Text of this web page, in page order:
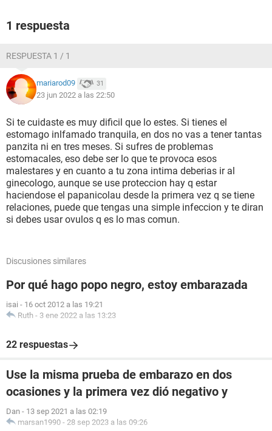
1 respuesta
RESPUESTA 1 / 1
mariarod09 31
23 jun 2022 a las 22:50
Si te cuidaste es muy dificil que lo estes. Si tienes el
estomago inlfamado tranquila, en dos no vas a tener tantas
panzita ni en tres meses. Si sufres de problemas
estomacales, eso debe ser lo que te provoca esos
malestares y en cuanto a tu zona intima deberias ir al
ginecologo, aunque se use proteccion hay q estar
haciendose el papanicolau desde la primera vez q se tiene
relaciones, puede que tengas una simple infeccion y te diran
si debes usar ovulos q es lo mas comun.
Discusiones similares
Por qué hago popo negro, estoy embarazada
isai - 16 oct 2012 a las 19:21
Ruth - 3 ene 2022 a las 13:23
22 respuestas
Use la misma prueba de embarazo en dos
ocasiones y la primera vez dió negativo y
Dan - 13 sep 2021 a las 02:19
marsan1990 - 28 sep 2023 a las 09:26